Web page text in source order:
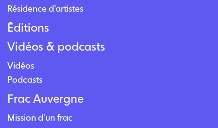
Résidence d’artistes
Éditions
Vidéos & podcasts
Vidéos
Podcasts
Frac Auvergne
Mission d'un frac